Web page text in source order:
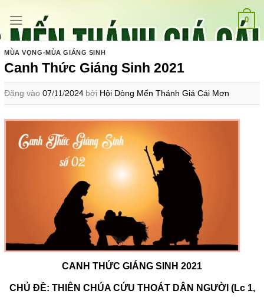
qua
nội
dung
0
MÙA VỌNG-MÙA GIÁNG SINH
Canh Thức Giáng Sinh 2021
Đăng vào 07/11/2024 bởi Hội Dòng Mến Thánh Giá Cái Mơn
CANH THỨC GIÁNG SINH 2021
CHỦ ĐỀ: THIÊN CHÚA CỨU THOÁT DÂN NGƯỜI (Lc 1,